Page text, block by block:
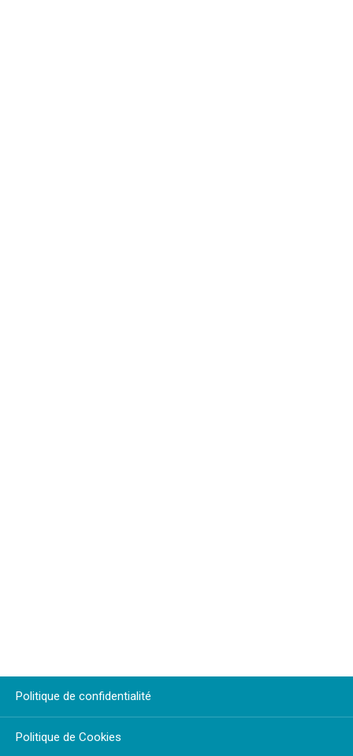
Politique de confidentialité
Politique de Cookies